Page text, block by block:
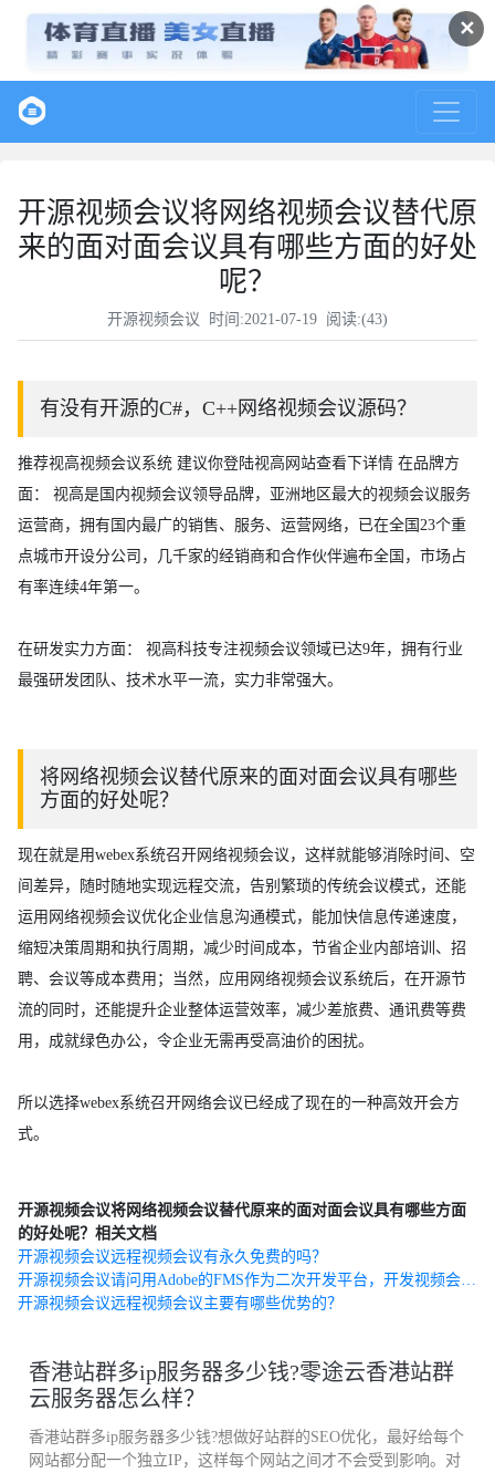
✕
开源视频会议将网络视频会议替代原
来的面对面会议具有哪些方面的好处
呢？
开源视频会议 时间:2021-07-19 阅读:(43)
有没有开源的C#，C++网络视频会议源码？
推荐视高视频会议系统 建议你登陆视高网站查看下详情 在品牌方
面： 视高是国内视频会议领导品牌，亚洲地区最大的视频会议服务
运营商，拥有国内最广的销售、服务、运营网络，已在全国23个重
点城市开设分公司，几千家的经销商和合作伙伴遍布全国，市场占
有率连续4年第一。
在研发实力方面： 视高科技专注视频会议领域已达9年，拥有行业
最强研发团队、技术水平一流，实力非常强大。
将网络视频会议替代原来的面对面会议具有哪些
方面的好处呢？
现在就是用webex系统召开网络视频会议，这样就能够消除时间、空
间差异，随时随地实现远程交流，告别繁琐的传统会议模式，还能
运用网络视频会议优化企业信息沟通模式，能加快信息传递速度，
缩短决策周期和执行周期，减少时间成本，节省企业内部培训、招
聘、会议等成本费用；当然，应用网络视频会议系统后，在开源节
流的同时，还能提升企业整体运营效率，减少差旅费、通讯费等费
用，成就绿色办公，令企业无需再受高油价的困扰。
所以选择webex系统召开网络会议已经成了现在的一种高效开会方
式。
开源视频会议将网络视频会议替代原来的面对面会议具有哪些方面
的好处呢？相关文档
开源视频会议远程视频会议有永久免费的吗？
开源视频会议远程视频会议主要有哪些优势的？
香港站群多ip服务器多少钱?零途云香港站群
云服务器怎么样？
香港站群多ip服务器多少钱?想做好站群的SEO优化，最好给每个
网站都分配一个独立IP，这样每个网站之间才不会受到影响。对